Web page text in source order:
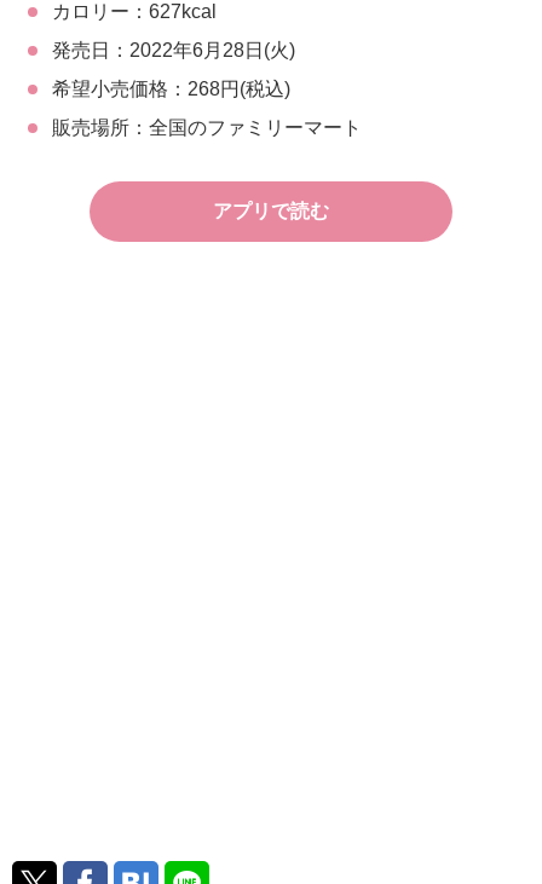
カロリー：627kcal
発売日：2022年6月28日(火)
希望小売価格：268円(税込)
販売場所：全国のファミリーマート
アプリで読む